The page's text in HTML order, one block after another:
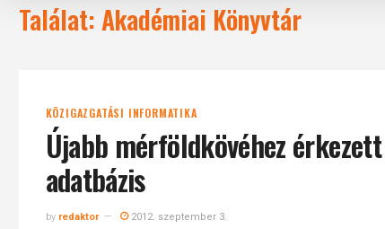
Találat: Akadémiai Könyvtár
KÖZIGAZGATÁSI INFORMATIKA
Újabb mérföldkövéhez
adatbázis
by redaktor 2012. szeptember 3.